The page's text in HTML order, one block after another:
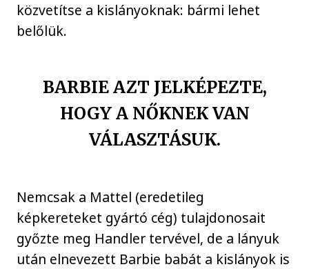
közvetítse a kislányoknak: bármi lehet
belőlük.
BARBIE AZT JELKÉPEZTE,
HOGY A NŐKNEK VAN
VÁLASZTÁSUK.
Nemcsak a Mattel (eredetileg
képkereteket gyártó cég) tulajdonosait
győzte meg Handler tervével, de a lányuk
után elnevezett Barbie babát a kislányok is